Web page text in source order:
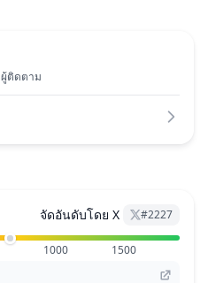
ผู้ติดตาม
จัดอันดับโดย X #2227
1000
1500